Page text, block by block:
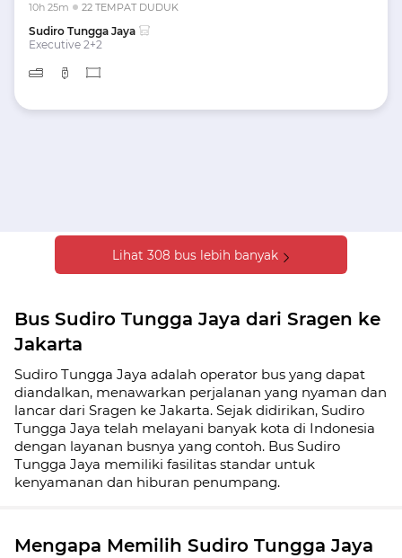
10h 25m 22 TEMPAT DUDUK
Sudiro Tungga Jaya
Executive 2+2
Lihat 308 bus lebih banyak
Bus Sudiro Tungga Jaya dari Sragen ke
Jakarta
Sudiro Tungga Jaya adalah operator bus yang dapat
diandalkan, menawarkan perjalanan yang nyaman dan
lancar dari Sragen ke Jakarta. Sejak didirikan, Sudiro
Tungga Jaya telah melayani banyak kota di Indonesia
dengan layanan busnya yang contoh. Bus Sudiro
Tungga Jaya memiliki fasilitas standar untuk
kenyamanan dan hiburan penumpang.
Mengapa Memilih Sudiro Tungga Jaya